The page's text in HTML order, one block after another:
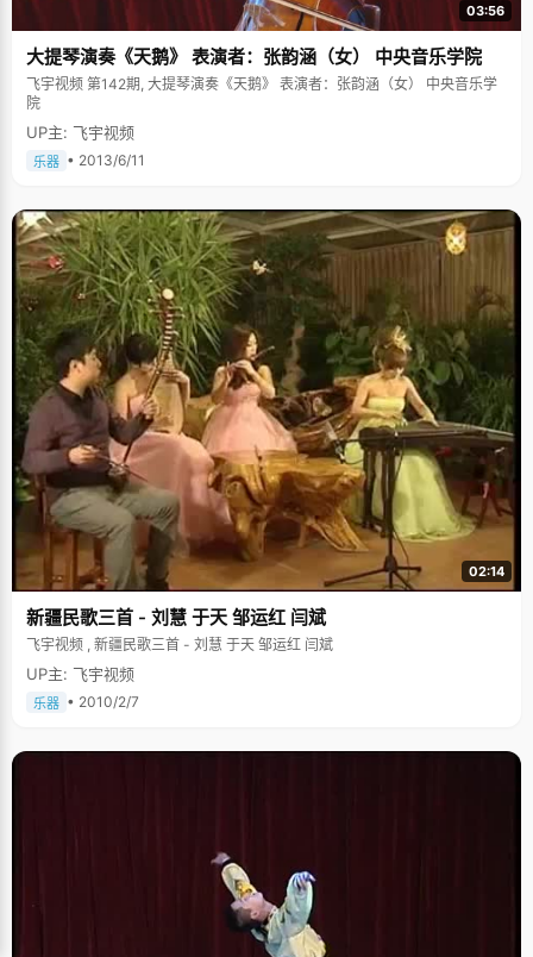
03:56
大提琴演奏《天鹅》 表演者：张韵涵（女） 中央音乐学院
飞宇视频 第142期, 大提琴演奏《天鹅》 表演者：张韵涵（女） 中央音乐学
院
UP主: 飞宇视频
乐器 • 2013/6/11
02:14
新疆民歌三首 - 刘慧 于天 邹运红 闫斌
飞宇视频 , 新疆民歌三首 - 刘慧 于天 邹运红 闫斌
UP主: 飞宇视频
乐器 • 2010/2/7